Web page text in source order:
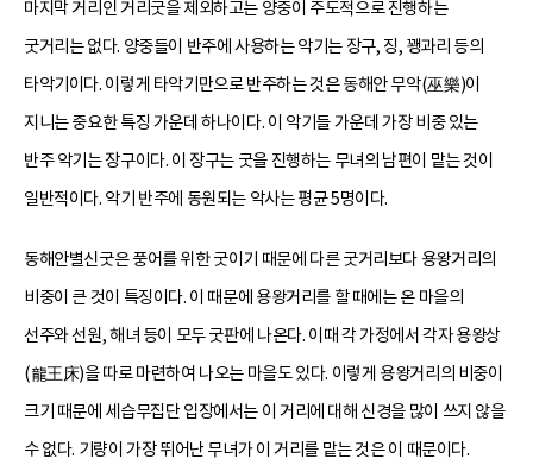
마지막 거리인 거리굿을 제외하고는 양중이 주도적으로 진행하는
굿거리는 없다. 양중들이 반주에 사용하는 악기는 장구, 징, 꽹과리 등의
타악기이다. 이렇게 타악기만으로 반주하는 것은 동해안 무악(巫樂)이
지니는 중요한 특징 가운데 하나이다. 이 악기들 가운데 가장 비중 있는
반주 악기는 장구이다. 이 장구는 굿을 진행하는 무녀의 남편이 맡는 것이
일반적이다. 악기 반주에 동원되는 악사는 평균 5명이다.
동해안별신굿은 풍어를 위한 굿이기 때문에 다른 굿거리보다 용왕거리의
비중이 큰 것이 특징이다. 이 때문에 용왕거리를 할 때에는 온 마을의
선주와 선원, 해녀 등이 모두 굿판에 나온다. 이때 각 가정에서 각자 용왕상
(龍王床)을 따로 마련하여 나오는 마을도 있다. 이렇게 용왕거리의 비중이
크기 때문에 세습무집단 입장에서는 이 거리에 대해 신경을 많이 쓰지 않을
수 없다. 기량이 가장 뛰어난 무녀가 이 거리를 맡는 것은 이 때문이다.